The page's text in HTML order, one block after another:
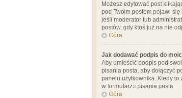
Możesz edytować post
pod Twoim postem pojawi się
jeśli moderator lub
postów, gdy ktoś już na nie
Góra
Jak dodawać podpis do
Aby umieścić podpis pod
pisania posta, aby dołączyć
panelu użytkownika. Kiedy to
w formularzu pisania posta.
Góra